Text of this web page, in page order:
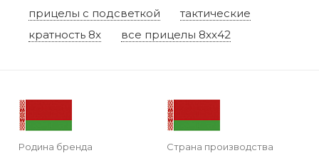
прицелы с подсветкой
тактические
кратность 8x
все прицелы 8xx42
Родина бренда
Страна производства